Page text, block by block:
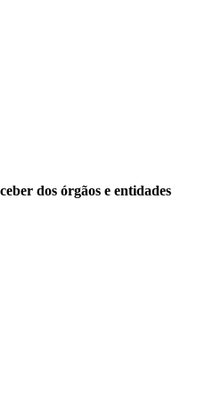
dos órgãos e entidades